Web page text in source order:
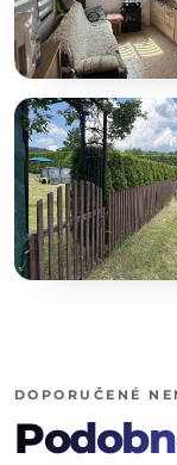
DOPORUČENÉ